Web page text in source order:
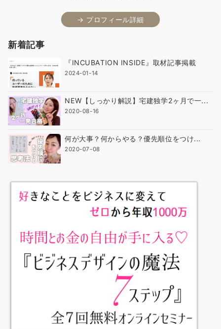
→ プロフィール詳細
新着記事
『INCUBATION INSIDE』取材記事掲載
2024-01-14
NEW【しっかり解説】宅建独学2ヶ月で一...
2020-08-16
何が大事？何からやる？優先順位をつけ...
2020-07-08